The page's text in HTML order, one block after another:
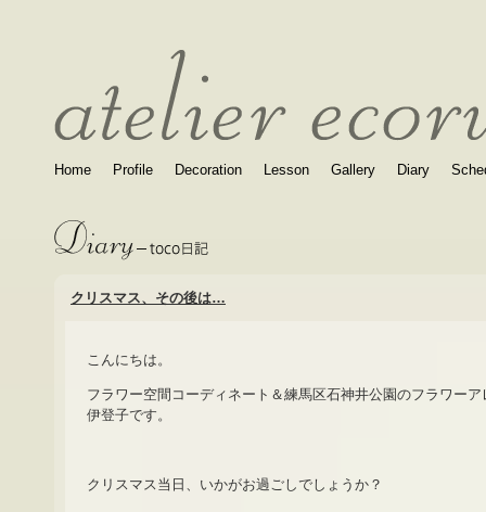
Home Profile Decoration Lesson Gallery Diary
クリスマス、その後は…
こんにちは。
フラワー空間コーディネート＆練馬区石神井公園のフラワー
伊登子です。
クリスマス当日、いかがお過ごしでしょうか？